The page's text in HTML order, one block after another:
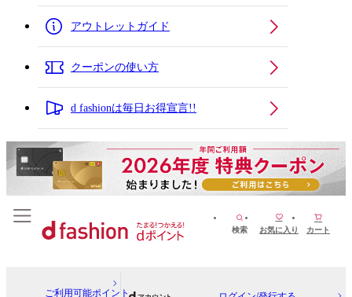
アウトレットガイド
クーポンの使い方
d fashionは毎日お得宣言!!
検索 お気に入り カート
ご利用可能ポイント